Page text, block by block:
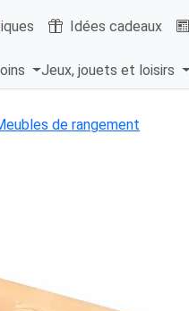
Idées cadeaux
Jeux, jouets et loisirs
de rangement